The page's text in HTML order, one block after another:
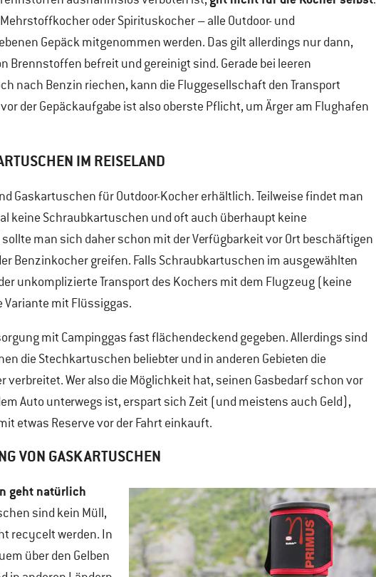
oder Spirituskocher – alle Outdoor- und
Gepäck mitgenommen werden. Das gilt allerdings nur dann,
Brennstoffen befreit und gereinigt sind. Gerade bei leeren
nach Benzin riechen, kann die Fluggesellschaft den Transport
der Gepäckaufgabe ist also oberste Pflicht, um Ärger am Flughafen
IM REISELAND
Gaskartuschen für Outdoor-Kocher erhältlich. Teilweise findet man
keine Schraubkartuschen und oft auch überhaupt keine
man sich daher schon mit der Verfügbarkeit vor Ort beschäftigen
Benzinkocher greifen. Falls Schraubkartuschen im ausgewählten
unkomplizierte Transport des Kochers mit dem Flugzeug (keine
mit Flüssiggas.
mit Campinggas fast flächendeckend gegeben. Allerdings sind
die Stechkartuschen beliebter und in anderen Gebieten die
Wer also die Möglichkeit hat, seinen Gasbedarf schon vor
Auto unterwegs ist, erspart sich Zeit (und meistens auch Geld),
etwas Reserve vor der Fahrt einkauft.
VON GASKARTUSCHEN
geht natürlich
sind kein Müll,
recycelt werden. In
über den Gelben